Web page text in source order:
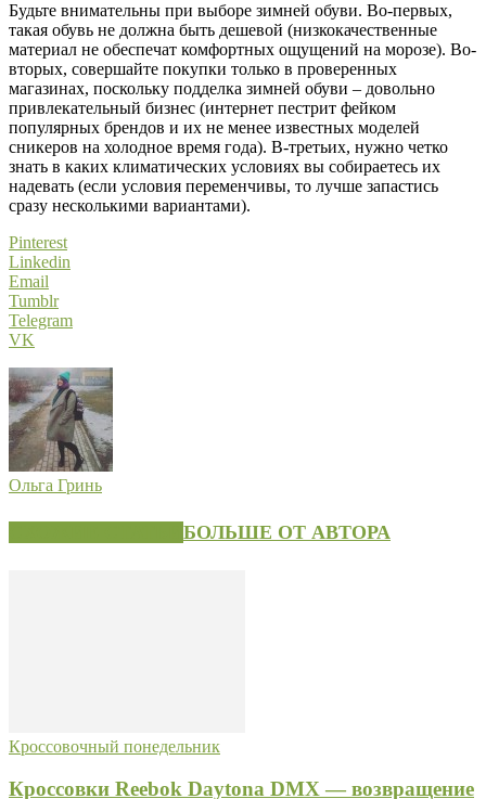
Будьте внимательны при выборе зимней обуви. Во-первых,
такая обувь не должна быть дешевой (низкокачественные
материал не обеспечат комфортных ощущений на морозе). Во-
вторых, совершайте покупки только в проверенных
магазинах, поскольку подделка зимней обуви – довольно
привлекательный бизнес (интернет пестрит фейком
популярных брендов и их не менее известных моделей
сникеров на холодное время года). В-третьих, нужно четко
знать в каких климатических условиях вы собираетесь их
надевать (если условия переменчивы, то лучше запастись
сразу несколькими вариантами).
Pinterest
Linkedin
Email
Tumblr
Telegram
VK
Ольга Гринь
БОЛЬШЕ ОТ АВТОРА
Кроссовочный понедельник
Кроссовки Reebok Daytona DMX — возвращение